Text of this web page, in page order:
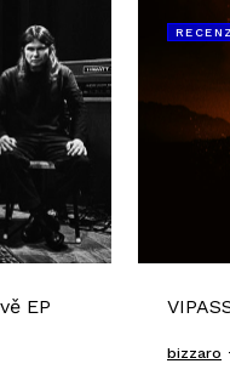
EP
bizzaro